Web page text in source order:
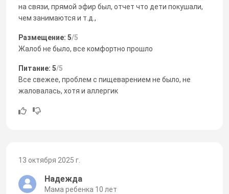
на связи, прямой эфир был, отчет что дети покушали,
чем занимаются и т.д.,
Размещение: 5/5
Жалоб не было, все комфортно прошло
Питание: 5/5
Все свежее, проблем с пищеварением не было, не
жаловалась, хотя и аллергик
13 октября 2025 г.
Надежда
Мама ребенка 10 лет